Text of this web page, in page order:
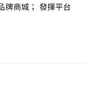
牌商城； 發揮平台